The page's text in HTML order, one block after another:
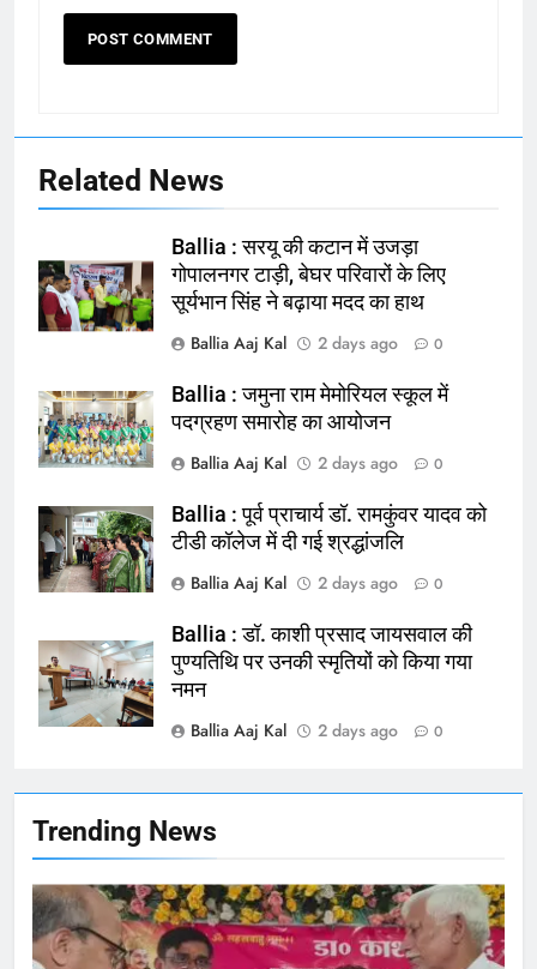
Trending News
164
चिकित्सक, किया प्रदर्शन
NATIONAL बलिया
165
बलिया को मिलेगी नई ट्रेन की सौगात
NATIONAL बलिया
166
फांसी लगाकर दी जान
NATIONAL
167
Ballia : थैंक्यू बलिया पुलिस: पीड़िता को
मिले 1.38 लाख रूपये
Related News
Ballia : सरयू की कटान में उजड़ा
गोपालनगर टाड़ी, बेघर परिवारों के लिए
सूर्यभान सिंह ने बढ़ाया मदद का हाथ
Ballia Aaj Kal
2 days ago 0
Ballia : जमुना राम मेमोरियल स्कूल में
पदग्रहण समारोह का आयोजन
Ballia Aaj Kal
2 days ago 0
Ballia : पूर्व प्राचार्य डॉ. रामकुंवर यादव को
टीडी कॉलेज में दी गई श्रद्धांजलि
Ballia Aaj Kal
2 days ago 0
Ballia : डॉ. काशी प्रसाद जायसवाल की
पुण्यतिथि पर उनकी स्मृतियों को किया गया
नमन
Ballia Aaj Kal
2 days ago 0